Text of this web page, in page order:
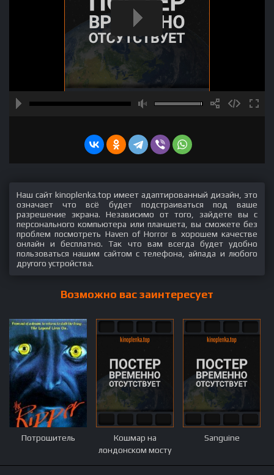
Наш сайт kinoplenka.top имеет адаптированный дизайн, это
означает что всё будет подстраиваться под ваше
разрешение экрана. Независимо от того, зайдете вы с
персонального компьютера или планшета, вы сможете без
проблем посмотреть Haven of Horror в хорошем качестве
онлайн и бесплатно. Так что вам всегда будет удобно
пользоваться нашим сайтом с телефона, айпада и любого
другого устройства.
Возможно вас заинтересует
Потрошитель
Кошмар на
лондонском мосту
Sanguine